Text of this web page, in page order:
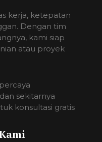
kerja, ketepatan
Dengan tim
kami siap
atau proyek
sekitarnya
konsultasi gratis